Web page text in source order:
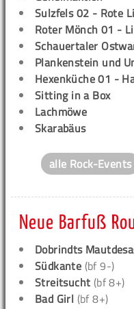
Sulzfels 02 - Rote
Roter Mönch 01 -
Schauertaler
Plankenstein und
Hexenküche 01 -
Sitting in a Box
Lachmöwe
Skarabäus
alle Rock-Events
Neue Barfuß
Dobrindts
Südkante (bf 9-)
Streitsucht (bf 8+)
Bad Girl (bf 8+)